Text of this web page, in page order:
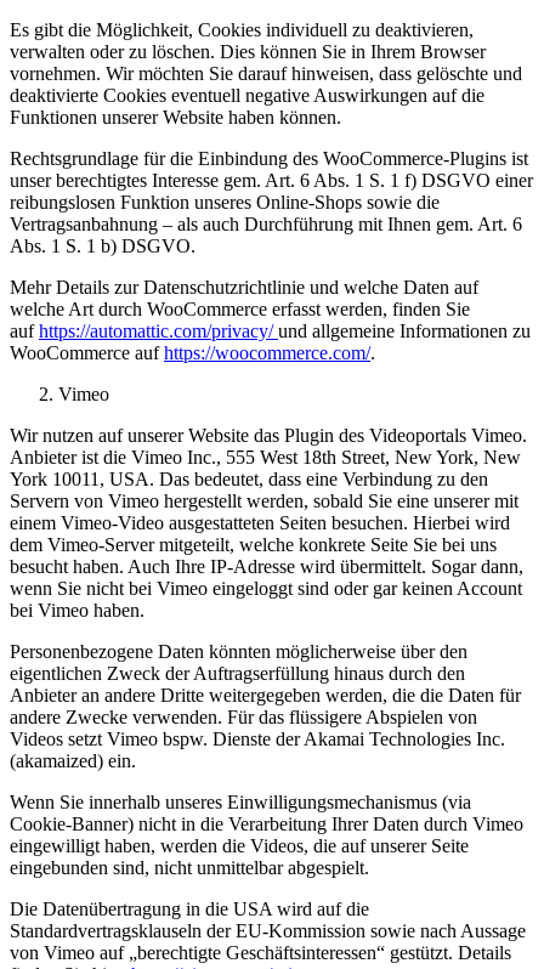
Es gibt die Möglichkeit, Cookies individuell zu deaktivieren,
verwalten oder zu löschen. Dies können Sie in Ihrem Browser
vornehmen. Wir möchten Sie darauf hinweisen, dass gelöschte und
deaktivierte Cookies eventuell negative Auswirkungen auf die
Funktionen unserer Website haben können.
Rechtsgrundlage für die Einbindung des WooCommerce-Plugins ist
unser berechtigtes Interesse gem. Art. 6 Abs. 1 S. 1 f) DSGVO einer
reibungslosen Funktion unseres Online-Shops sowie die
Vertragsanbahnung – als auch Durchführung mit Ihnen gem. Art. 6
Abs. 1 S. 1 b) DSGVO.
Mehr Details zur Datenschutzrichtlinie und welche Daten auf
welche Art durch WooCommerce erfasst werden, finden Sie
aufhttps://automattic.com/privacy/und allgemeine Informationen zu
WooCommerce aufhttps://woocommerce.com/.
Vimeo
Wir nutzen auf unserer Website das Plugin des Videoportals Vimeo.
Anbieter ist die Vimeo Inc., 555 West 18th Street, New York, New
York 10011, USA. Das bedeutet, dass eine Verbindung zu den
Servern von Vimeo hergestellt werden, sobald Sie eine unserer mit
einem Vimeo-Video ausgestatteten Seiten besuchen. Hierbei wird
dem Vimeo-Server mitgeteilt, welche konkrete Seite Sie bei uns
besucht haben. Auch Ihre IP-Adresse wird übermittelt. Sogar dann,
wenn Sie nicht bei Vimeo eingeloggt sind oder gar keinen Account
bei Vimeo haben.
Personenbezogene Daten könnten möglicherweise über den
eigentlichen Zweck der Auftragserfüllung hinaus durch den
Anbieter an andere Dritte weitergegeben werden, die die Daten für
andere Zwecke verwenden. Für das flüssigere Abspielen von
Videos setzt Vimeo bspw. Dienste der Akamai Technologies Inc.
(akamaized) ein.
Wenn Sie innerhalb unseres Einwilligungsmechanismus (via
Cookie-Banner) nicht in die Verarbeitung Ihrer Daten durch Vimeo
eingewilligt haben, werden die Videos, die auf unserer Seite
eingebunden sind, nicht unmittelbar abgespielt.
Die Datenübertragung in die USA wird auf die
Standardvertragsklauseln der EU-Kommission sowie nach Aussage
von Vimeo auf „berechtigte Geschäftsinteressen“ gestützt. Details